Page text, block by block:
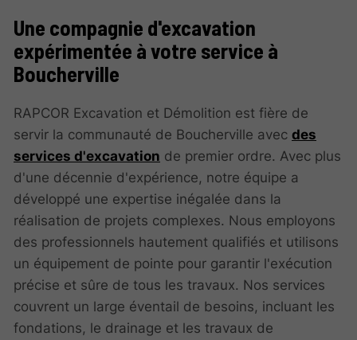
Une compagnie d'excavation
expérimentée à votre service à
Boucherville
RAPCOR Excavation et Démolition est fière de
servir la communauté de Boucherville avec des
services d'excavation de premier ordre. Avec plus
d'une décennie d'expérience, notre équipe a
développé une expertise inégalée dans la
réalisation de projets complexes. Nous employons
des professionnels hautement qualifiés et utilisons
un équipement de pointe pour garantir l'exécution
précise et sûre de tous les travaux. Nos services
couvrent un large éventail de besoins, incluant les
fondations, le drainage et les travaux de